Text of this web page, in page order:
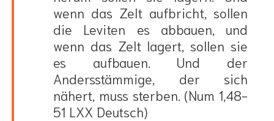
wenn das Zelt aufbricht, sollen
die Leviten es abbauen, und
wenn das Zelt lagert, sollen sie
es aufbauen. Und der
Andersstämmige, der sich
nähert, muss sterben. (Num 1,48-
51 LXX Deutsch)